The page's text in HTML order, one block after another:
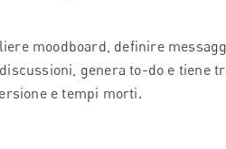
moodboard, definire
genera to-do e tiene
e tempi morti.